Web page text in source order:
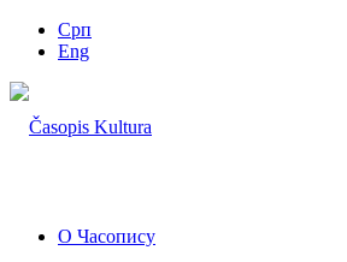
Срп
Eng
О Часопису